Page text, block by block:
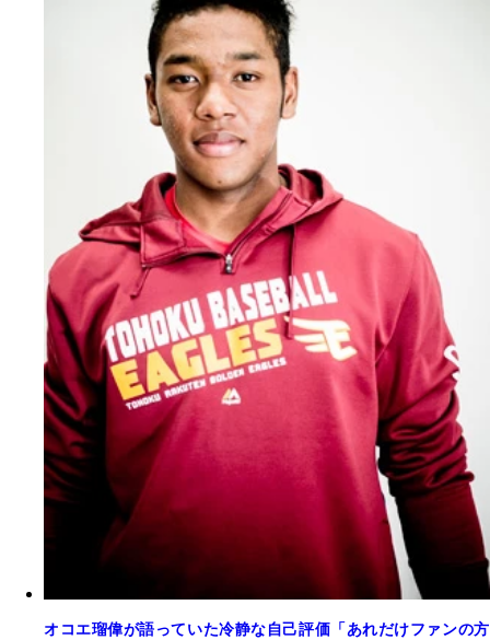
オコエ瑠偉が語っていた冷静な自己評価「あれだけファンの方